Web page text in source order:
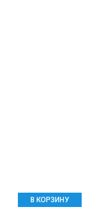
В КОРЗИНУ